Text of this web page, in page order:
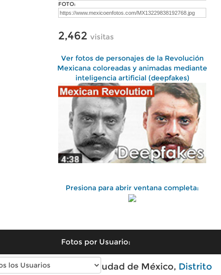
FOTO:
2,462 visitas
Ver fotos de personajes de la Revolución
Mexicana coloreadas y animadas mediante
inteligencia artificial (deepfakes)
Presiona para abrir ventana completa:
Fotos por Usuario:
Fotos antiguas de Ciudad de México, Distrito